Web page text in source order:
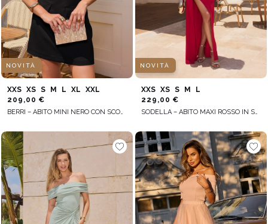
NOVITÀ
XXS XS S M L XL
XXL
209,00 €
BERRI – ABITO MINI NERO CON SCOLLO ALLA SPAGNOLA
NOVITÀ
XXS XS S M
L
229,00 €
SODELLA – ABITO MAXI ROSSO IN STILE SPAGNOLO